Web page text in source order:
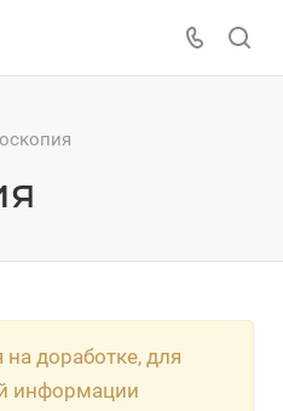
на доработке, для
информации